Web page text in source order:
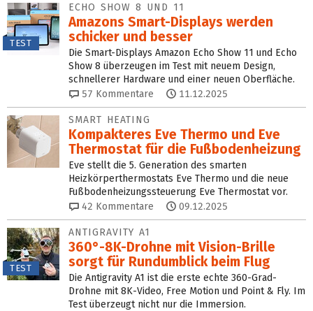
TEST
ECHO SHOW 8 UND 11
Amazons Smart-Displays werden
schicker und besser
Die Smart-Displays Amazon Echo Show 11 und Echo
Show 8 überzeugen im Test mit neuem Design,
schnellerer Hardware und einer neuen Oberfläche.
57 Kommentare 11.12.2025
SMART HEATING
Kompakteres Eve Thermo und Eve
Thermostat für die Fußbodenheizung
Eve stellt die 5. Generation des smarten
Heizkörperthermostats Eve Thermo und die neue
Fußbodenheizungssteuerung Eve Thermostat vor.
42 Kommentare 09.12.2025
TEST
ANTIGRAVITY A1
360°-8K-Drohne mit Vision-Brille
sorgt für Rundumblick beim Flug
Die Antigravity A1 ist die erste echte 360-Grad-
Drohne mit 8K-Video, Free Motion und Point & Fly. Im
Test überzeugt nicht nur die Immersion.